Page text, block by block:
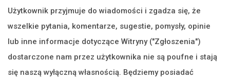
Użytkownik przyjmuje do wiadomości i zgadza się, że
wszelkie pytania, komentarze, sugestie, pomysły, opinie
lub inne informacje dotyczące Witryny ("Zgłoszenia")
dostarczone nam przez użytkownika nie są poufne i stają
się naszą wyłączną własnością. Będziemy posiadać